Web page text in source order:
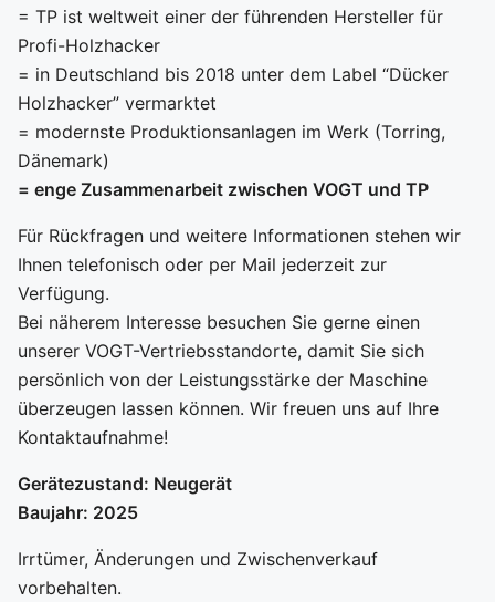
= TP ist weltweit einer der führenden Hersteller für
Profi-Holzhacker
= in Deutschland bis 2018 unter dem Label “Dücker
Holzhacker” vermarktet
= modernste Produktionsanlagen im Werk (Torring,
Dänemark)
= enge Zusammenarbeit zwischen VOGT und TP
Für Rückfragen und weitere Informationen stehen wir
Ihnen telefonisch oder per Mail jederzeit zur
Verfügung.
Bei näherem Interesse besuchen Sie gerne einen
unserer VOGT-Vertriebsstandorte, damit Sie sich
persönlich von der Leistungsstärke der Maschine
überzeugen lassen können. Wir freuen uns auf Ihre
Kontaktaufnahme!
Gerätezustand: Neugerät
Baujahr: 2025
Irrtümer, Änderungen und Zwischenverkauf
vorbehalten.